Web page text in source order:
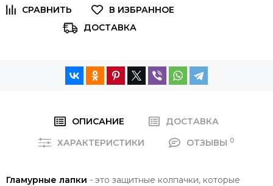
ДОСТАВКА
ОПИСАНИЕ
ДОСТАВКА
ХАРАКТЕРИСТИКИ
ОТЗЫВЫ 0
Гламурные лапки - это защитные колпачки, которые